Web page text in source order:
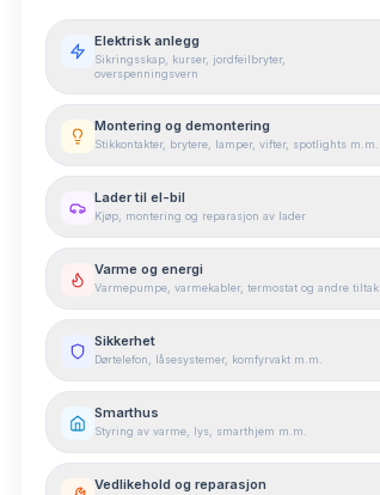
Elektrisk anlegg
Sikringsskap, kurser, jordfeilbryter,
overspenningsvern
Montering og demontering
Stikkontakter, brytere, lamper, vifter, spotlights m.m.
Lader til el-bil
Kjøp, montering og reparasjon av lader
Varme og energi
Varmepumpe, varmekabler, termostat og andre tiltak
Sikkerhet
Dørtelefon, låsesystemer, komfyrvakt m.m.
Smarthus
Styring av varme, lys, smarthjem m.m.
Vedlikehold og reparasjon